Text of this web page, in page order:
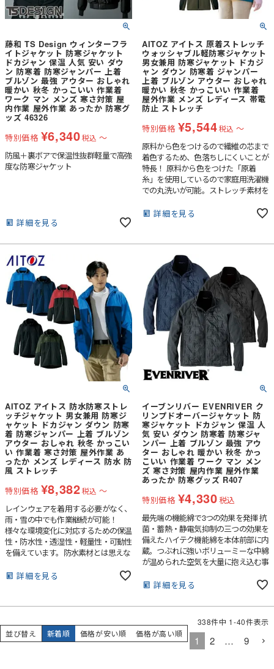
藤和 TS Design ウィンターフラ
イトジャケット 防寒ジャケット
ドカジャン 保温 人気 安い ダウ
ン 防寒着 防寒ジャンパー 上着
ブルゾン 最強 アウター おしゃれ
暖かい 秋冬 かっこいい 作業着
ワーク マン メンズ 寒さ対策 屋
内作業 屋外作業 あったか 防寒グ
ッズ 46326
特別価格 ¥6,340税込 〜
防風＋裏ボアで保温性抜群軽量で高強
度な防寒ジャケット
詳細を見る
AITOZ アイトス 原着ストレッチ
ウォッシャブル軽防寒ジャケット
男女兼用 防寒ジャケット ドカジ
ャン ダウン 防寒着 ジャンパー
上着 ブルゾン アウター おしゃれ
暖かい 秋冬 かっこいい 作業着
屋外作業 メンズ レディース 帯電
防止 ストレッチ
特別価格 ¥5,544税込 〜
原料から色をつけるので繊維の芯まで
着色するため、色落ちしにくいことが
特長！ 原料から色をつけた「原着
糸」を使用しているので家庭用洗濯機
での丸洗いが可能。ストレッチ素材を
詳細を見る
AITOZ アイトス 防水防寒ストレ
ッチジャケット 男女兼用 防寒ジ
ャケット ドカジャン ダウン 防寒
着 防寒ジャンパー 上着 ブルゾン
アウター おしゃれ 秋冬 かっこい
い 作業着 寒さ対策 屋外作業 あ
ったか メンズ レディース 防水 防
風 ストレッチ
特別価格 ¥8,382税込 〜
レインウェアを着用する必要がなく、
雨・雪の中でも作業継続が可能！
様々な環境変化に対応するための保温
性・防水性・透湿性・軽量性・可動性
を備えています。防水素材とは思えな
詳細を見る
イーブンリバー EVENRIVER ク
リンプドオーバージャケット 防
寒ジャケット ドカジャン 保温 人
気 安い ダウン 防寒着 防寒ジャ
ンパー 上着 ブルゾン 最強 アウ
ター おしゃれ 暖かい 秋冬 かっ
こいい 作業着 ワーク マン メン
ズ 寒さ対策 屋内作業 屋外作業
あったか 防寒グッズ R407
特別価格 ¥4,330税込
最先端の機能綿で3つの効果を発揮 抗
菌・蓄熱・静電気抑制の三つの効果を
備えたハイテク機能綿を本体前部に内
蔵。つぶれに強いボリューミーな中綿
が温められた空気を大量に抱え込む事
くい。詳細を見る
並び替え 新着順 価格が安い順 価格が高い順
338件中 1-40件表示
1 2 … 9